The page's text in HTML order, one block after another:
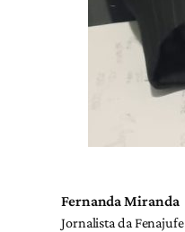
Fernanda Miranda
Jornalista da Fenajufe